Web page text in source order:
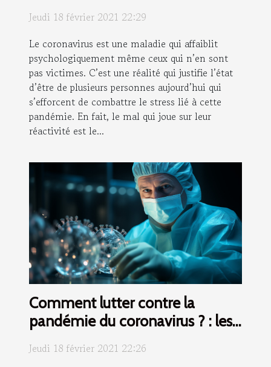
Jeudi 18 février 2021 22:29
Le coronavirus est une maladie qui affaiblit
psychologiquement même ceux qui n’en sont
pas victimes. C’est une réalité qui justifie l’état
d’être de plusieurs personnes aujourd’hui qui
s’efforcent de combattre le stress lié à cette
pandémie. En fait, le mal qui joue sur leur
réactivité est le...
Comment lutter contre la
pandémie du coronavirus ? : les
Jeudi 18 février 2021 22:26